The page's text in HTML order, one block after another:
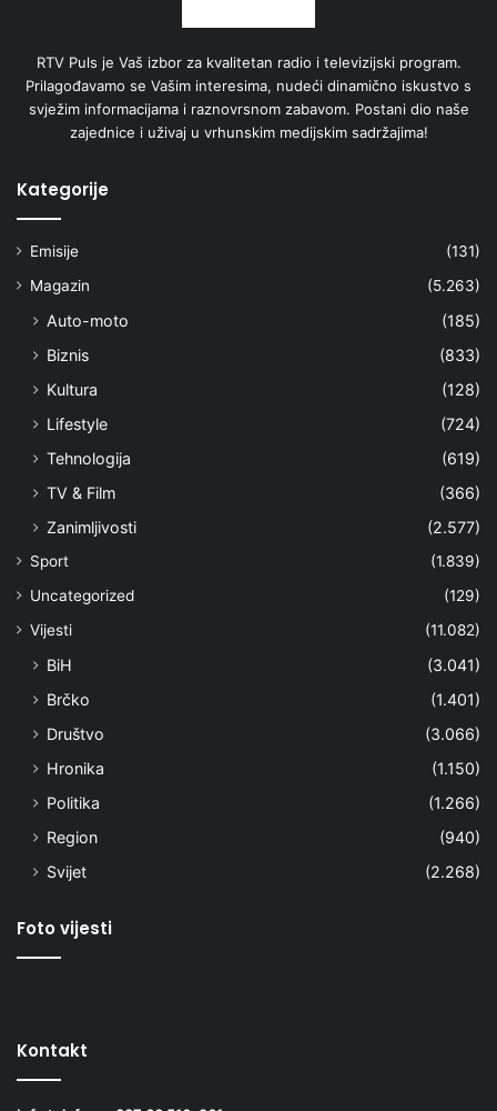
RTV Puls je Vaš izbor za kvalitetan radio i televizijski program.
Prilagođavamo se Vašim interesima, nudeći dinamično iskustvo s
svježim informacijama i raznovrsnom zabavom. Postani dio naše
zajednice i uživaj u vrhunskim medijskim sadržajima!
Kategorije
Emisije
(131)
Magazin
(5.263)
Auto-moto
(185)
Biznis
(833)
Kultura
(128)
Lifestyle
(724)
Tehnologija
(619)
TV & Film
(366)
Zanimljivosti
(2.577)
Sport
(1.839)
Uncategorized
(129)
Vijesti
(11.082)
BiH
(3.041)
Brčko
(1.401)
Društvo
(3.066)
Hronika
(1.150)
Politika
(1.266)
Region
(940)
Svijet
(2.268)
Foto vijesti
Kontakt